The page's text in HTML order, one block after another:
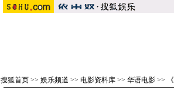
搜狐首页>> 娱乐频道 >> 电影资料库>> 华语电影>>